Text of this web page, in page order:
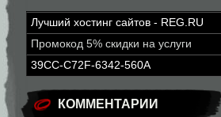
Лучший хостинг сайтов - REG.RU
Промокод 5% скидки на услуги
39CC-C72F-6342-560A
КОММЕНТАРИИ